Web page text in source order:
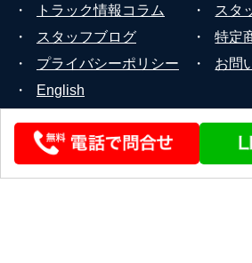
・
トラック情報コラム ・
スタ
・
スタッフブログ ・
特定
・
プライバシーポリシー ・
お問
・
English
© 2026 STEERLINK